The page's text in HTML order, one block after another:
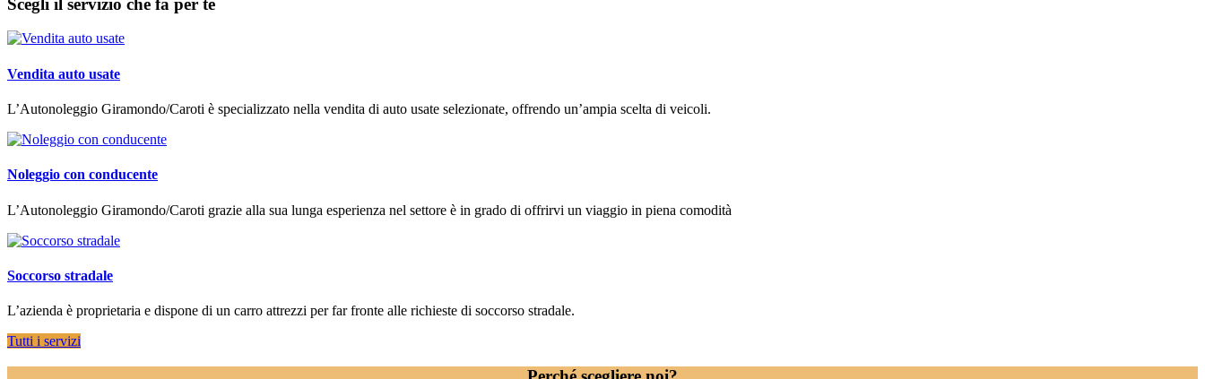
Scegli il servizio che fa per te
Vendita auto usate
L’Autonoleggio Giramondo/Caroti è specializzato nella vendita di auto usate selezionate, offrendo un’ampia scelta di veicoli.
Noleggio con conducente
L’Autonoleggio Giramondo/Caroti grazie alla sua lunga esperienza nel settore è in grado di offrirvi un viaggio in piena comodità
Soccorso stradale
L’azienda è proprietaria e dispone di un carro attrezzi per far fronte alle richieste di soccorso stradale.
Tutti i servizi